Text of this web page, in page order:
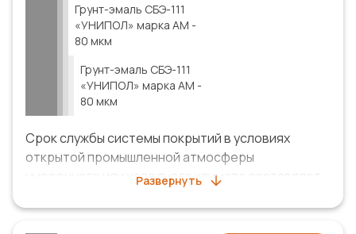
Грунт-эмаль СБЭ-111
«УНИПОЛ» марка АМ -
80 мкм
Грунт-эмаль СБЭ-111
«УНИПОЛ» марка АМ -
80 мкм
Срок службы системы покрытий в условиях
открытой промышленной атмосферы
умеренного или холодного климата составляет
«Лакокраспокрытие», испытания по ГОСТ 9.401,
Развернуть